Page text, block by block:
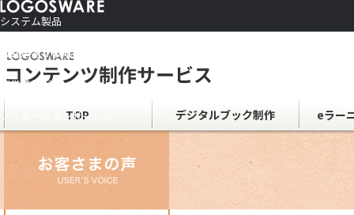
システム製品
コンテンツ作成ソフト
制作サービス
ソリューションサービス
ご利用者さま向け
会社情報
TOP デジタルブック制作 eラー